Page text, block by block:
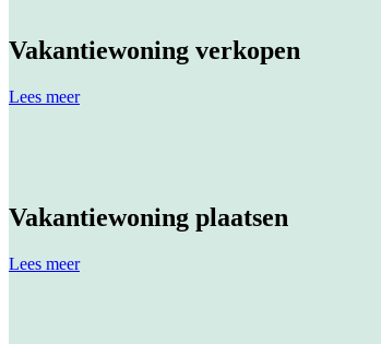
Vakantiewoning verkopen
Lees meer
Vakantiewoning plaatsen
Lees meer